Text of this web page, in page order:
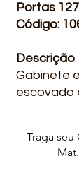
Portas
Código:
Descrição
Gabinete
escovado
mts+
+1 a 7
Traga